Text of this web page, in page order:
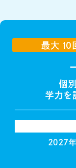
最大 １ 0
個
学力を
2027